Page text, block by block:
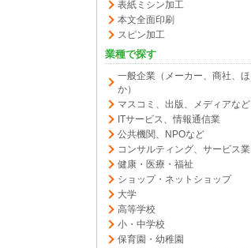
表紙ミシン加工
本文全面印刷
スピン加工
業種で探す
一般企業（メーカー、商社、ほ
か）
マスコミ、出版、メディアなど
ITサービス、情報通信業
公共機関、NPOなど
コンサルティング、サービス業
健康・医療・福祉
ショップ・ネットショップ
大学
高等学校
小・中学校
保育園・幼稚園